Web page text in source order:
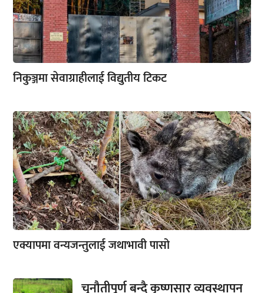
निकुञ्जमा सेवाग्राहीलाई विद्युतीय टिकट
एक्यापमा वन्यजन्तुलाई जथाभावी पासो